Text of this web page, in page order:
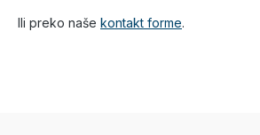
Ili preko naše kontakt forme.